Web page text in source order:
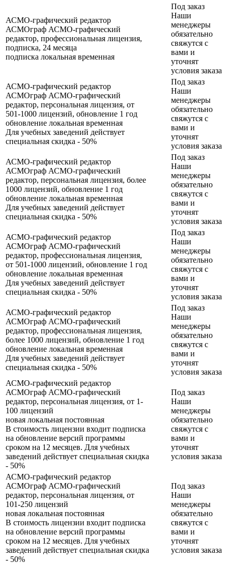
АСМО-графический редактор
АСМОграф АСМО-графический
редактор, профессиональная лицензия,
подписка, 24 месяца
подписка локальная временная
Под заказ
Наши
менеджеры
обязательно
свяжутся с
вами и
уточнят
условия заказа
АСМО-графический редактор
АСМОграф АСМО-графический
редактор, персональная лицензия, от
501-1000 лицензий, обновление 1 год
обновление локальная временная
Для учебных заведений действует
специальная скидка - 50%
Под заказ
Наши
менеджеры
обязательно
свяжутся с
вами и
уточнят
условия заказа
АСМО-графический редактор
АСМОграф АСМО-графический
редактор, персональная лицензия, более
1000 лицензий, обновление 1 год
обновление локальная временная
Для учебных заведений действует
специальная скидка - 50%
Под заказ
Наши
менеджеры
обязательно
свяжутся с
вами и
уточнят
условия заказа
АСМО-графический редактор
АСМОграф АСМО-графический
редактор, профессиональная лицензия,
от 501-1000 лицензий, обновление 1 год
обновление локальная временная
Для учебных заведений действует
специальная скидка - 50%
Под заказ
Наши
менеджеры
обязательно
свяжутся с
вами и
уточнят
условия заказа
АСМО-графический редактор
АСМОграф АСМО-графический
редактор, профессиональная лицензия,
более 1000 лицензий, обновление 1 год
обновление локальная временная
Для учебных заведений действует
специальная скидка - 50%
Под заказ
Наши
менеджеры
обязательно
свяжутся с
вами и
уточнят
условия заказа
АСМО-графический редактор
АСМОграф АСМО-графический
редактор, персональная лицензия, от 1-
100 лицензий
новая локальная постоянная
В стоимость лицензии входит подписка
на обновление версий программы
сроком на 12 месяцев. Для учебных
заведений действует специальная скидка
- 50%
Под заказ
Наши
менеджеры
обязательно
свяжутся с
вами и
уточнят
условия заказа
АСМО-графический редактор
АСМОграф АСМО-графический
редактор, персональная лицензия, от
101-250 лицензий
новая локальная постоянная
В стоимость лицензии входит подписка
на обновление версий программы
сроком на 12 месяцев. Для учебных
заведений действует специальная скидка
- 50%
Под заказ
Наши
менеджеры
обязательно
свяжутся с
вами и
уточнят
условия заказа